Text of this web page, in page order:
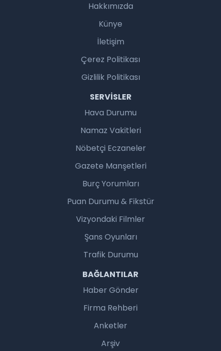
Hakkımızda
Künye
İletişim
Çerez Politikası
Gizlilik Politikası
SERVISLER
Hava Durumu
Namaz Vakitleri
Nöbetçi Eczaneler
Gazete Manşetleri
Burç Yorumları
Puan Durumu & Fikstür
Vizyondaki Filmler
Şans Oyunları
Trafik Durumu
BAĞLANTILAR
Haber Gönder
Firma Rehberi
Anketler
Arşiv